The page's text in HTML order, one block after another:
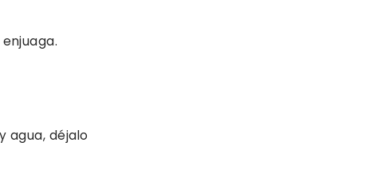
agua, déjalo